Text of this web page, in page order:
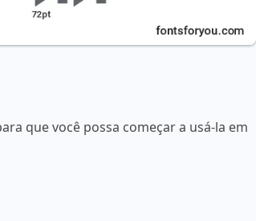
que você possa começar a usá-la em